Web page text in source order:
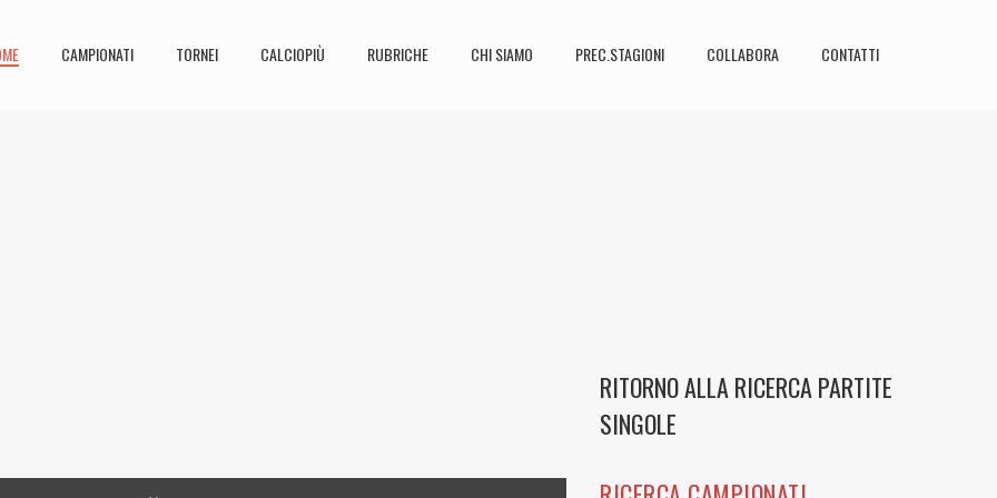
CAMPIONATI TORNEI CALCIOPIÙ RUBRICHE CHI SIAMO PREC.STAGIONI COLLABORA CONTATTI
RITORNO ALLA RICERCA PARTITE
SINGOLE